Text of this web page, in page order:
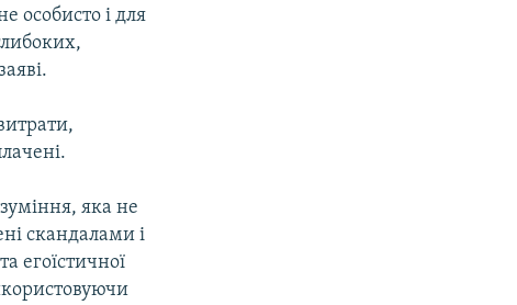
особисто і для
яка не
скандалами і
егоїстичної